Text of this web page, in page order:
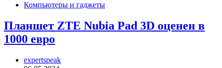
Компьютеры и гаджеты
Планшет ZTE Nubia Pad 3D оценен в
1000 евро
expertspeak